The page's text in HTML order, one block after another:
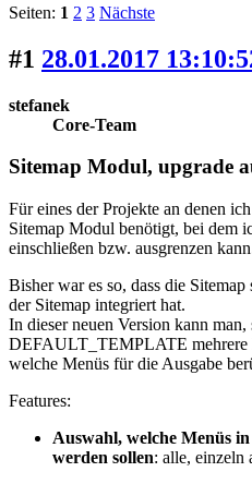
Seiten: 1 2 3 Nächste
#1 28.01.2017
stefanek
Core-Team
Sitemap Modul, upgrade
Für eines der Projekte an denen
Sitemap Modul benötigt, bei dem
einschließen bzw. ausgrenzen
Bisher war es so, dass die
der Sitemap integriert hat.
In dieser neuen Version kann man,
DEFAULT_TEMPLATE mehrere
welche Menüs für die Ausgabe
Features:
Auswahl, welche Menüs
werden sollen: alle, einzeln